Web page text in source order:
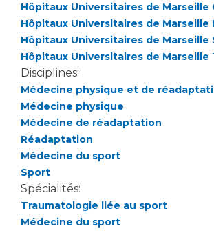
Vivre ensemble à l'hôpital
Culture à l'hôpital
Laïcité et cultes
Les associations
Livret d'accueil
Salon des familles
Transports sanitaires
Vos droits, vos devoirs
Statuts
Stages paramédicaux
Chercheurs
La recherche clinique à l'AP-HM
Les structures de recherche
Écoles et Instituts de
Hôpitaux Universitaires de Marseille
Hôpitaux Universitaires de Marseille
Hôpitaux Universitaires de Marseille
Hôpitaux Universitaires de Marseille
Disciplines:
Médecine physique et de
Médecine physique
Médecine de réadaptation
Réadaptation
Médecine du sport
Sport
Spécialités:
Traumatologie liée au sport
Médecine du sport